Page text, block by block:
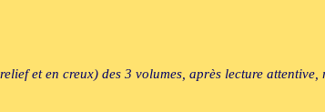
et en creux) des 3 volumes, après lecture attentive,